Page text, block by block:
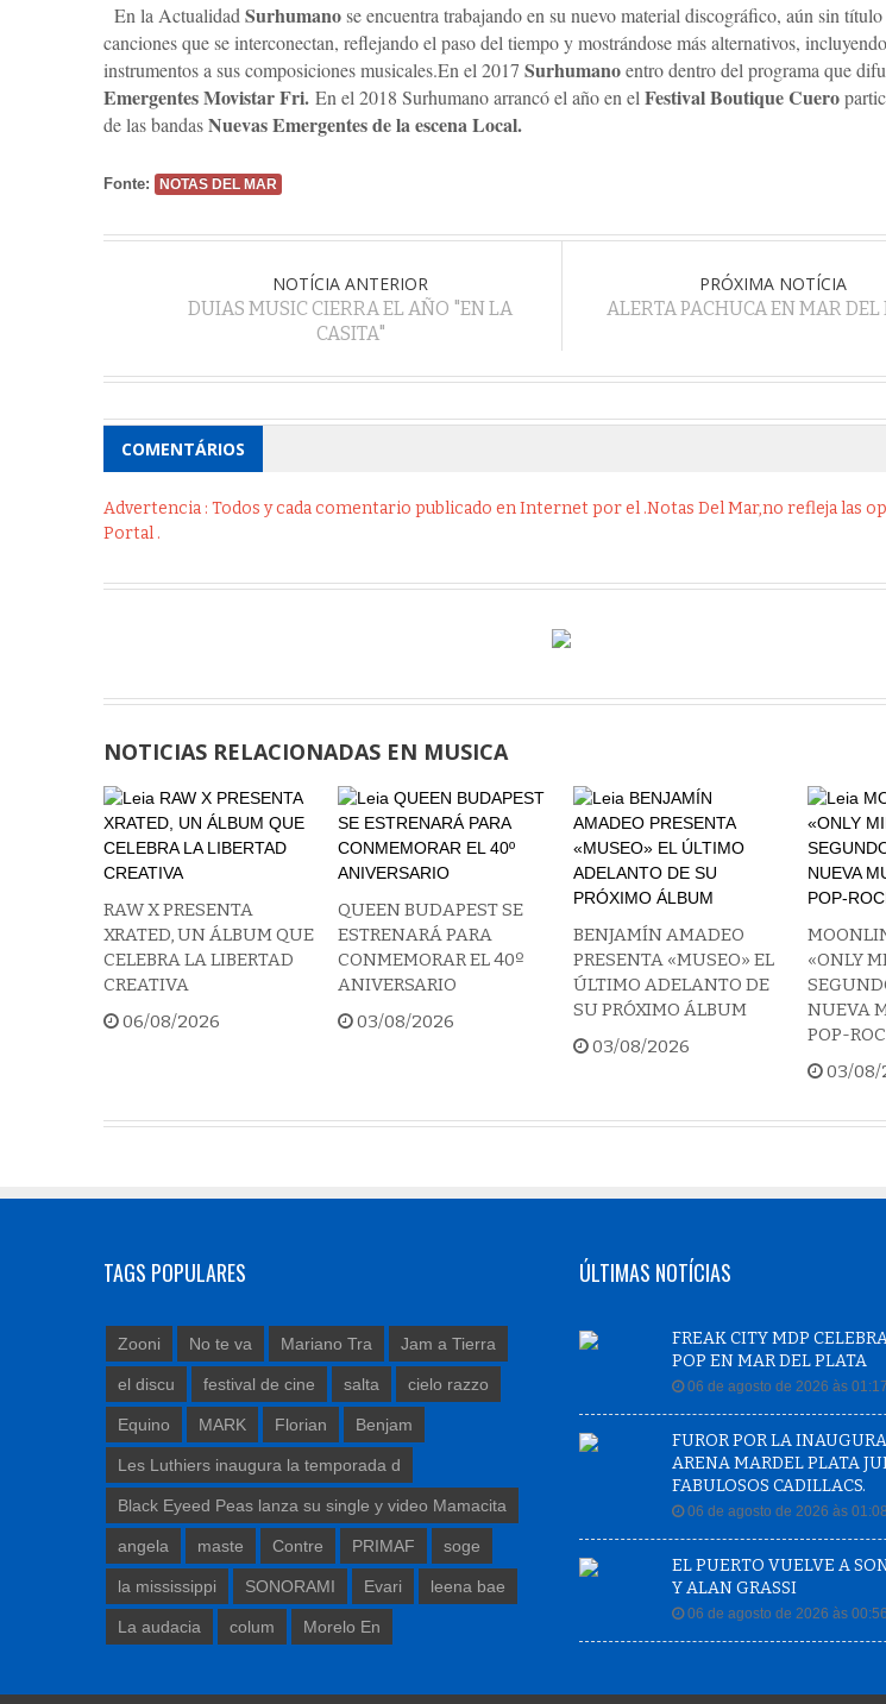
En la Actualidad Surhumanose encuentra trabajando en su nuevo material discográfico, aún sin
canciones que se interconectan, reflejando el paso del tiempo y mostrándose más alternativos,
instrumentos a sus composiciones musicales.En el 2017 Surhumanoentro dentro del programa que
Emergentes Movistar Fri. En el 2018 Surhumano arrancó el año en el Festival Boutique Cuero
de las bandasNuevas Emergentes de la escena Local.
Fonte: NOTAS DEL MAR
NOTÍCIA ANTERIOR
DUIAS MUSIC CIERRA EL AÑO "EN LA
CASITA"
PRÓXIMA NOTÍCIA
ALERTA PACHUCA EN MAR DEL
COMENTÁRIOS
Advertencia : Todos y cada comentario publicado en Internet por el .Notas Del Mar,no refleja las
Portal .
NOTICIAS RELACIONADAS EN MUSICA
RAW X PRESENTA
XRATED, UN ÁLBUM QUE
CELEBRA LA LIBERTAD
CREATIVA
06/08/2026
QUEEN BUDAPEST SE
ESTRENARÁ PARA
CONMEMORAR EL 40º
ANIVERSARIO
03/08/2026
BENJAMÍN AMADEO
PRESENTA «MUSEO» EL
ÚLTIMO ADELANTO DE
SU PRÓXIMO ÁLBUM
03/08/2026
«ONLY
NUEVA
POP-
03/08/
TAGS POPULARES
Zooni No te va Mariano Tra Jam a Tierra
el discu festival de cine salta cielo razzo
Equino MARK Florian Benjam
Les Luthiers inaugura la temporada d
Black Eyeed Peas lanza su single y video Mamacita
angela maste Contre PRIMAF soge
la mississippi SONORAMI Evari leena bae
La audacia colum Morelo En
ÚLTIMAS NOTÍCIAS
FREAK CITY MDP
POP EN MAR DEL PLATA
06 de agosto de 2026 às
FUROR POR LA
ARENA MARDEL PLATA
FABULOSOS CADILLACS.
06 de agosto de 2026 às
EL PUERTO VUELVE A
Y ALAN GRASSI
06 de agosto de 2026 às